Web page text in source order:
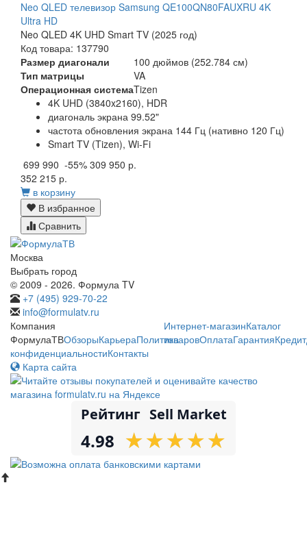
Neo QLED телевизор Samsung QE100QN80FAUXRU 4K
Ultra HD
Neo QLED 4K UHD Smart TV (2025 год)
Код товара: 137790
Размер диагонали
100 дюймов (252.784 см)
Тип матрицы
VA
Операционная системаTizen
4K UHD (3840x2160), HDR
диагональ экрана 99.52"
частота обновления экрана 144 Гц (нативно 120 Гц)
Smart TV (Tizen), Wi-Fi
699 990 -55% 309 950 р.
352 215 р.
в корзину
В избранное
Сравнить
Москва
Выбрать город
© 2009 - 2026. Формула TV
+7 (495) 929-70-22
info@formulatv.ru
Компания
ФормулаТВОбзорыКарьераПолитика
конфиденциальностиКонтакты
Интернет-магазинКаталог
товаровОплатаГарантияКредит
Карта сайта
Рейтинг Sell Market
4.98 ★
★★
★★
★★
★★
★